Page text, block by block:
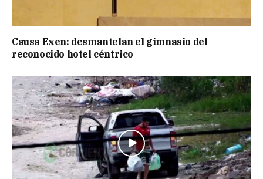
Causa Exen: desmantelan el gimnasio del
reconocido hotel céntrico